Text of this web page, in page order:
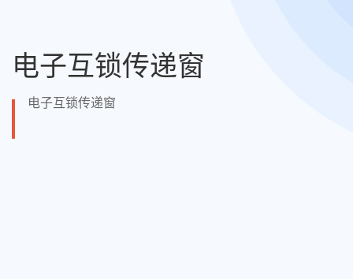
电子互锁传递窗
电子互锁传递窗